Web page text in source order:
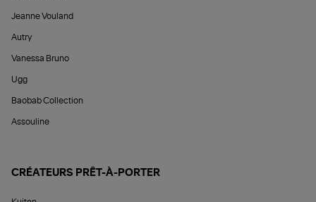
Jeanne Vouland
Autry
Vanessa Bruno
Ugg
Baobab Collection
Assouline
CRÉATEURS PRÊT-À-PORTER